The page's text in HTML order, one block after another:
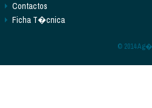
Contactos
Ficha T�cnica
© 2014